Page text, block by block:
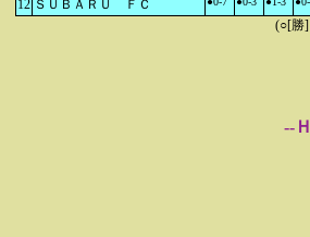
12 ＳＵＢＡＲＵ ＦＣ
(○[勝
--